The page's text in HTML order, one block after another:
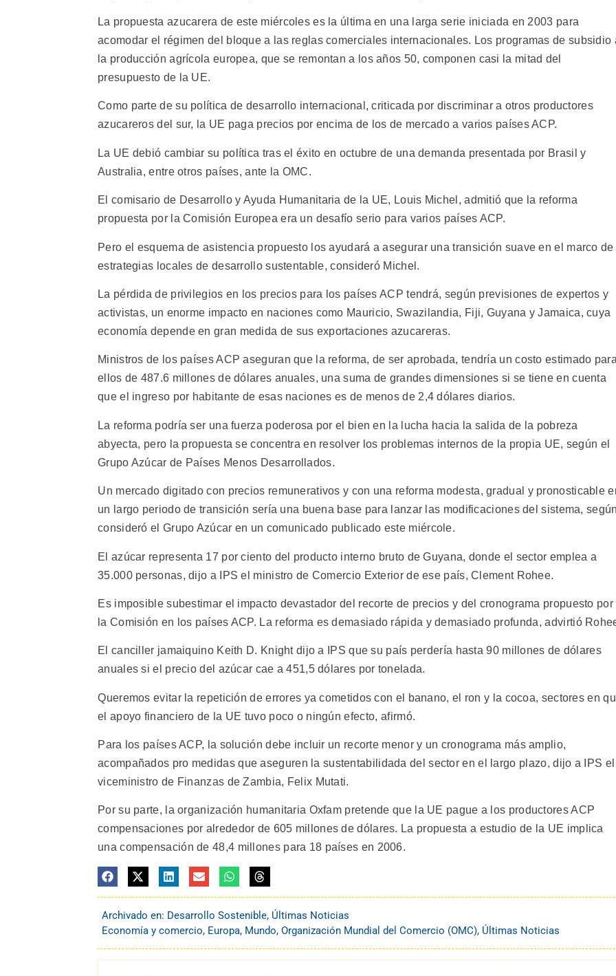
La propuesta azucarera de este miércoles es la última en una larga serie iniciada en 2003 para
acomodar el régimen del bloque a las reglas comerciales internacionales. Los programas de subsidio
la producción agrícola europea, que se remontan a los años 50, componen casi la mitad del
presupuesto de la UE.
Como parte de su política de desarrollo internacional, criticada por discriminar a otros productores
azucareros del sur, la UE paga precios por encima de los de mercado a varios países ACP.
La UE debió cambiar su política tras el éxito en octubre de una demanda presentada por Brasil y
Australia, entre otros países, ante la OMC.
El comisario de Desarrollo y Ayuda Humanitaria de la UE, Louis Michel, admitió que la reforma
propuesta por la Comisión Europea era un desafío serio para varios países ACP.
Pero el esquema de asistencia propuesto los ayudará a asegurar una transición suave en el marco de
estrategias locales de desarrollo sustentable, consideró Michel.
La pérdida de privilegios en los precios para los países ACP tendrá, según previsiones de expertos y
activistas, un enorme impacto en naciones como Mauricio, Swazilandia, Fiji, Guyana y Jamaica, cuya
economía depende en gran medida de sus exportaciones azucareras.
Ministros de los países ACP aseguran que la reforma, de ser aprobada, tendría un costo estimado para
ellos de 487.6 millones de dólares anuales, una suma de grandes dimensiones si se tiene en cuenta
que el ingreso por habitante de esas naciones es de menos de 2,4 dólares diarios.
La reforma podría ser una fuerza poderosa por el bien en la lucha hacia la salida de la pobreza
abyecta, pero la propuesta se concentra en resolver los problemas internos de la propia UE, según el
Grupo Azúcar de Países Menos Desarrollados.
Un mercado digitado con precios remunerativos y con una reforma modesta, gradual y pronosticable
un largo periodo de transición sería una buena base para lanzar las modificaciones del sistema, según
consideró el Grupo Azúcar en un comunicado publicado este miércole.
El azúcar representa 17 por ciento del producto interno bruto de Guyana, donde el sector emplea a
35.000 personas, dijo a IPS el ministro de Comercio Exterior de ese país, Clement Rohee.
Es imposible subestimar el impacto devastador del recorte de precios y del cronograma propuesto por
la Comisión en los países ACP. La reforma es demasiado rápida y demasiado profunda, advirtió
El canciller jamaiquino Keith D. Knight dijo a IPS que su país perdería hasta 90 millones de dólares
anuales si el precio del azúcar cae a 451,5 dólares por tonelada.
Queremos evitar la repetición de errores ya cometidos con el banano, el ron y la cocoa, sectores en
el apoyo financiero de la UE tuvo poco o ningún efecto, afirmó.
Para los países ACP, la solución debe incluir un recorte menor y un cronograma más amplio,
acompañados pro medidas que aseguren la sustentabilidada del sector en el largo plazo, dijo a IPS el
viceministro de Finanzas de Zambia, Felix Mutati.
Por su parte, la organización humanitaria Oxfam pretende que la UE pague a los productores ACP
compensaciones por alrededor de 605 millones de dólares. La propuesta a estudio de la UE implica
una compensación de 48,4 millones para 18 países en 2006.
Archivado en: Desarrollo Sostenible, Últimas Noticias
Economía y comercio, Europa, Mundo, Organización Mundial del Comercio (OMC), Últimas Noticias